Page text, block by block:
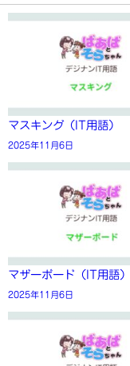
マスキング（IT用語）
2025年11月6日
マザーボード（IT用語）
2025年11月6日